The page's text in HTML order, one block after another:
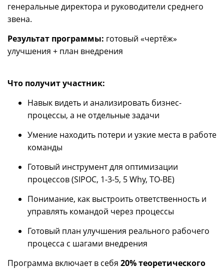
генеральные директора и руководители среднего
звена.
Результат программы: готовый «чертёж»
улучшения + план внедрения
Что получит участник:
Навык видеть и анализировать бизнес-
процессы, а не отдельные задачи
Умение находить потери и узкие места в работе
команды
Готовый инструмент для оптимизации
процессов (SIPOC, 1-3-5, 5 Why, TO-BE)
Понимание, как выстроить ответственность и
управлять командой через процессы
Готовый план улучшения реального рабочего
процесса с шагами внедрения
Программа включает в себя 20% теоретического